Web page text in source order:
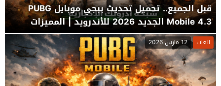
قبل الجميع.. تحميل تحديث ببجي موبايل PUBG
Mobile 4.3 الجديد 2026 للأندرويد | المميزات
الكاملة وطريقة التحديث
العاب 12 مارس 2026